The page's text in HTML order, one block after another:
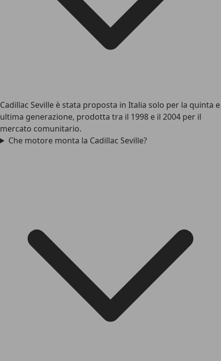
Cadillac Seville è stata proposta in Italia solo per la quinta e
ultima generazione, prodotta tra il 1998 e il 2004 per il
mercato comunitario.
Che motore monta la Cadillac Seville?